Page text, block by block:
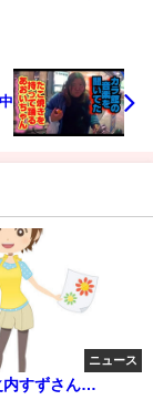
ニュース
内すずさん…